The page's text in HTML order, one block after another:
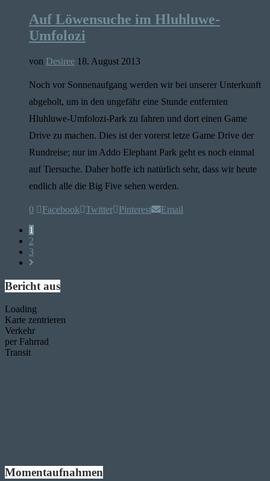
Auf Löwensuche im Hluhluwe-
Umfolozi
von Desiree 18. August 2013
Noch vor Sonnenaufgang werden wir bei unserer Unterkunft
abgeholt, um in den ungefähr eine Stunde entfernten
Hluhluwe-Umfolozi-Park zu fahren und dort einen Game
Drive zu machen. Dies ist der vorerst letze Game Drive der
Rundreise; nur im Addo Elephant Park geht es noch einmal
auf Tiersuche. Daher hoffe ich natürlich sehr, dass wir heute
endlich alle die Big Five sehen werden.
0 Facebook Twitter Pinterest
Email
1
2
3
Bericht aus
Loading
Karte zentrieren
Verkehr
per Fahrrad
Transit
Momentaufnahmen